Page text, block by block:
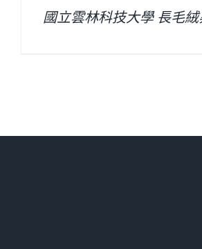
國立雲林科技大學 長毛